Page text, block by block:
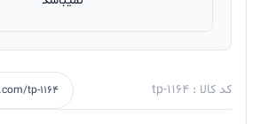
کد کالا : tp-1164 tp-1164